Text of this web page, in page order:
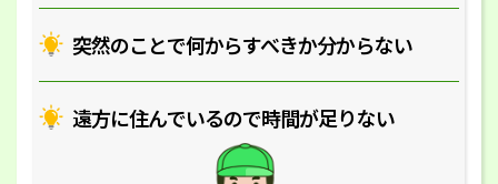
突然のことで何からすべきか分からない
遠方に住んでいるので時間が足りない